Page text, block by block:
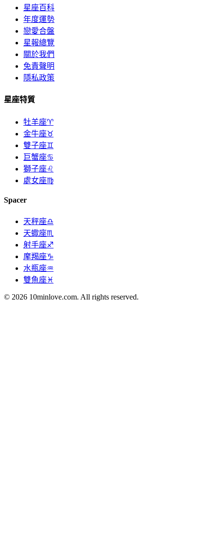
星座百科
年度運勢
戀愛合盤
星報總覽
關於我們
免責聲明
隱私政策
星座特質
牡羊座♈
金牛座♉
雙子座♊
巨蟹座♋
獅子座♌
處女座♍
Spacer
天秤座♎
天蠍座♏
射手座♐
摩羯座♑
水瓶座♒
雙魚座♓
© 2026 10minlove.com. All rights reserved.